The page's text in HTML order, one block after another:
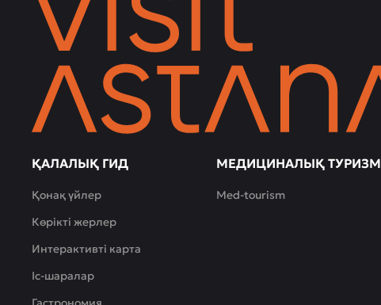
—
қазақ
қонақжайлылығының
жылулығын
сезініп,
ұлттық
дәмдерді
ҚАЛАЛЫҚ ГИД
Қонақ үйлер
Көрікті жерлер
Интерактивті карта
Іс-шаралар
МЕДИЦИНАЛЫҚ ТУРИЗМ
Med-tourism